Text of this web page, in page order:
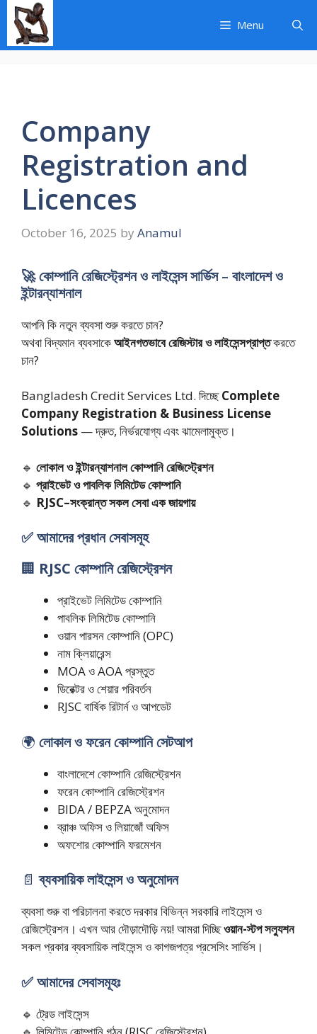
Skip
content
Menu
Company
Registration and
Licences
October 16, 2025 by Anamul
🚀 কোম্পানি রেজিস্ট্রেশন ও লাইসেন্স সার্ভিস – বাংলাদেশ ও
ইন্টারন্যাশনাল
আপনি কি নতুন ব্যবসা শুরু করতে চান?
অথবা বিদ্যমান ব্যবসাকেআইনগতভাবে রেজিস্টার ও লাইসেন্সপ্রাপ্তকরতে
চান?
Bangladesh Credit Services Ltd. দিচ্ছেComplete
Company Registration & Business License
Solutions — দ্রুত, নির্ভরযোগ্য এবং ঝামেলামুক্ত।
🔹 লোকাল ও ইন্টারন্যাশনাল কোম্পানি রেজিস্ট্রেশন
🔹 প্রাইভেট ও পাবলিক লিমিটেড কোম্পানি
🔹 RJSC–সংক্রান্ত সকল সেবা এক জায়গায়
✅ আমাদের প্রধান সেবাসমূহ
🏢 RJSC কোম্পানি রেজিস্ট্রেশন
প্রাইভেট লিমিটেড কোম্পানি
পাবলিক লিমিটেড কোম্পানি
ওয়ান পারসন কোম্পানি (OPC)
নাম ক্লিয়ারেন্স
MOA ও AOA প্রস্তুত
ডিরেক্টর ও শেয়ার পরিবর্তন
RJSC বার্ষিক রিটার্ন ও আপডেট
🌍 লোকাল ও ফরেন কোম্পানি সেটআপ
বাংলাদেশে কোম্পানি রেজিস্ট্রেশন
ফরেন কোম্পানি রেজিস্ট্রেশন
BIDA / BEPZA অনুমোদন
ব্রাঞ্চ অফিস ও লিয়াজোঁ অফিস
অফশোর কোম্পানি ফরমেশন
📄ব্যবসায়িক লাইসেন্স ও অনুমোদন
ব্যবসা শুরু বা পরিচালনা করতে দরকার বিভিন্ন সরকারি লাইসেন্স ও
রেজিস্ট্রেশন। এখন আর দৌড়াদৌড়ি নয়! আমরা দিচ্ছিওয়ান-স্টপ সল্যুশন
সকল প্রকার ব্যবসায়িক লাইসেন্স ও কাগজপত্র প্রসেসিং সার্ভিস।
✅ আমাদের সেবাসমূহঃ
🔹 ট্রেড লাইসেন্স